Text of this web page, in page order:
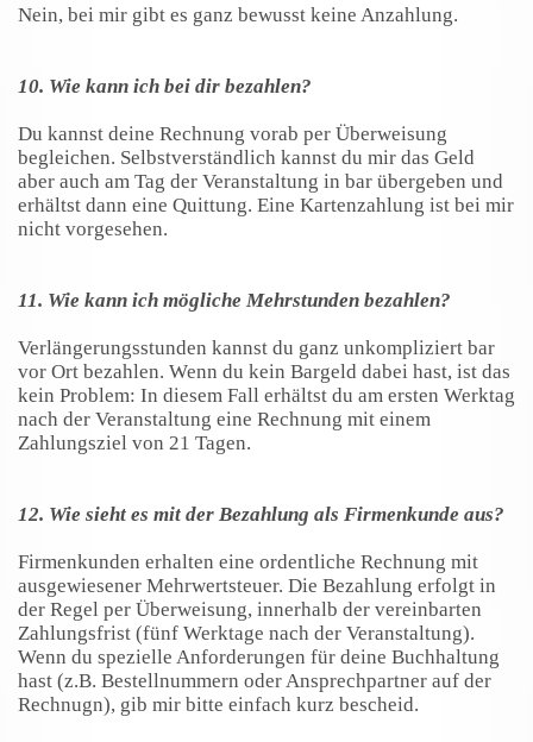
Nein, bei mir gibt es ganz bewusst keine Anzahlung.
10. Wie kann ich bei dir bezahlen?
Du kannst deine Rechnung vorab per Überweisung
begleichen. Selbstverständlich kannst du mir das Geld
aber auch am Tag der Veranstaltung in bar übergeben und
erhältst dann eine Quittung. Eine Kartenzahlung ist bei mir
nicht vorgesehen.
11. Wie kann ich mögliche Mehrstunden bezahlen?
Verlängerungsstunden kannst du ganz unkompliziert bar
vor Ort bezahlen. Wenn du kein Bargeld dabei hast, ist das
kein Problem: In diesem Fall erhältst du am ersten Werktag
nach der Veranstaltung eine Rechnung mit einem
Zahlungsziel von 21 Tagen.
12. Wie sieht es mit der Bezahlung als Firmenkunde aus?
Firmenkunden erhalten eine ordentliche Rechnung mit
ausgewiesener Mehrwertsteuer. Die Bezahlung erfolgt in
der Regel per Überweisung, innerhalb der vereinbarten
Zahlungsfrist (fünf Werktage nach der Veranstaltung).
Wenn du spezielle Anforderungen für deine Buchhaltung
hast (z.B. Bestellnummern oder Ansprechpartner auf der
Rechnugn), gib mir bitte einfach kurz bescheid.